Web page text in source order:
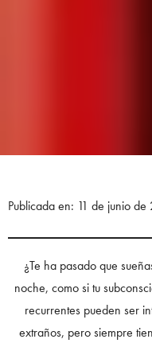
Publicada en: 11 de junio
¿Te ha pasado que
noche, como si tu
recurrentes pueden ser
extraños, pero siempre